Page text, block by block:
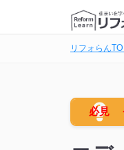
リフォらん
必見